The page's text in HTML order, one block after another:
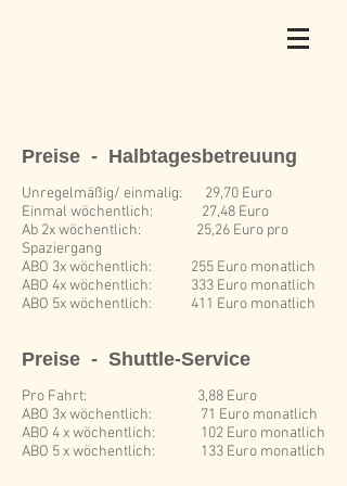
Preise - Halbtagesbetreuung
Unregelmäßig/ einmalig: 29,70 Euro
Einmal wöchentlich: 27,48 Euro
Ab 2x wöchentlich: 25,26 Euro pro
Spaziergang
ABO 3x wöchentlich: 255 Euro monatlich
ABO 4x wöchentlich: 333 Euro monatlich
ABO 5x wöchentlich: 411 Euro monatlich
Preise - Shuttle-Service
Pro Fahrt: 3,88 Euro
ABO 3x wöchentlich: 71 Euro monatlich
ABO 4 x wöchentlich: 102 Euro monatlich
ABO 5 x wöchentlich: 133 Euro monatlich